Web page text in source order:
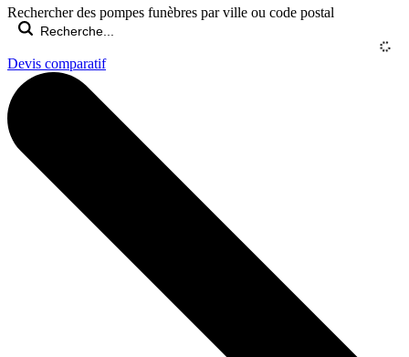
Rechercher des pompes funèbres par ville ou code postal
Devis comparatif